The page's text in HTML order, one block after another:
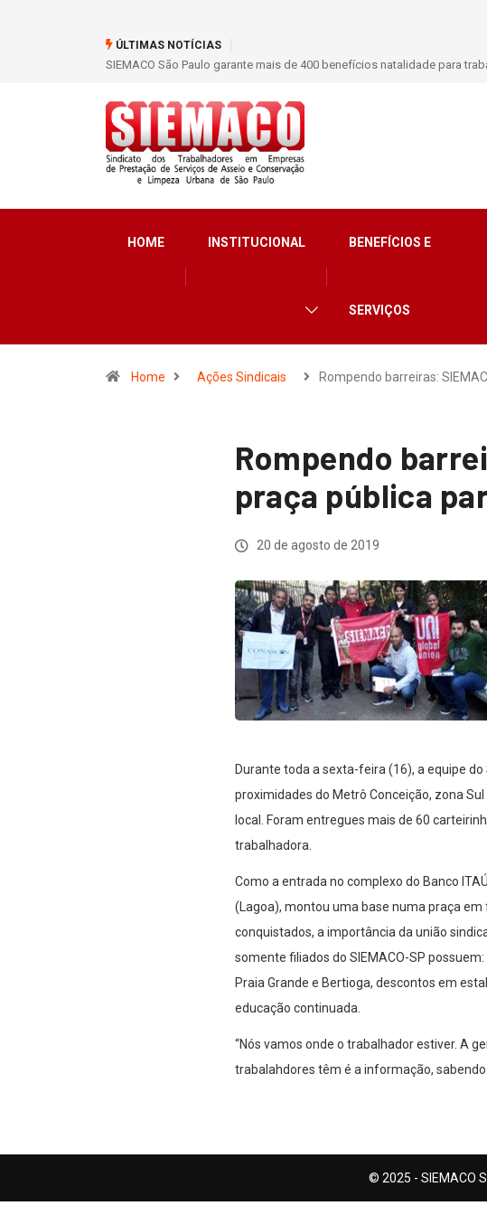
ÚLTIMAS NOTÍCIAS
SIEMACO São Paulo garante mais de 400 benefícios natalidade para
HOME INSTITUCIONAL BENEFÍCIOS E
SERVIÇOS
Home Ações Sindicais Rompendo barreiras:
Rompendo
praça pública
20 de agosto de 2019
Durante toda a sexta-feira (16), a equipe
proximidades do Metrô Conceição, zona
local. Foram entregues mais de 60
trabalhadora.
Como a entrada no complexo do Banco
(Lagoa), montou uma base numa praça
conquistados, a importância da união
somente filiados do SIEMACO-SP
Praia Grande e Bertioga, descontos em
educação continuada.
“Nós vamos onde o trabalhador estiver. A
trabalahdores têm é a informação,
© 2025 - SIEMACO